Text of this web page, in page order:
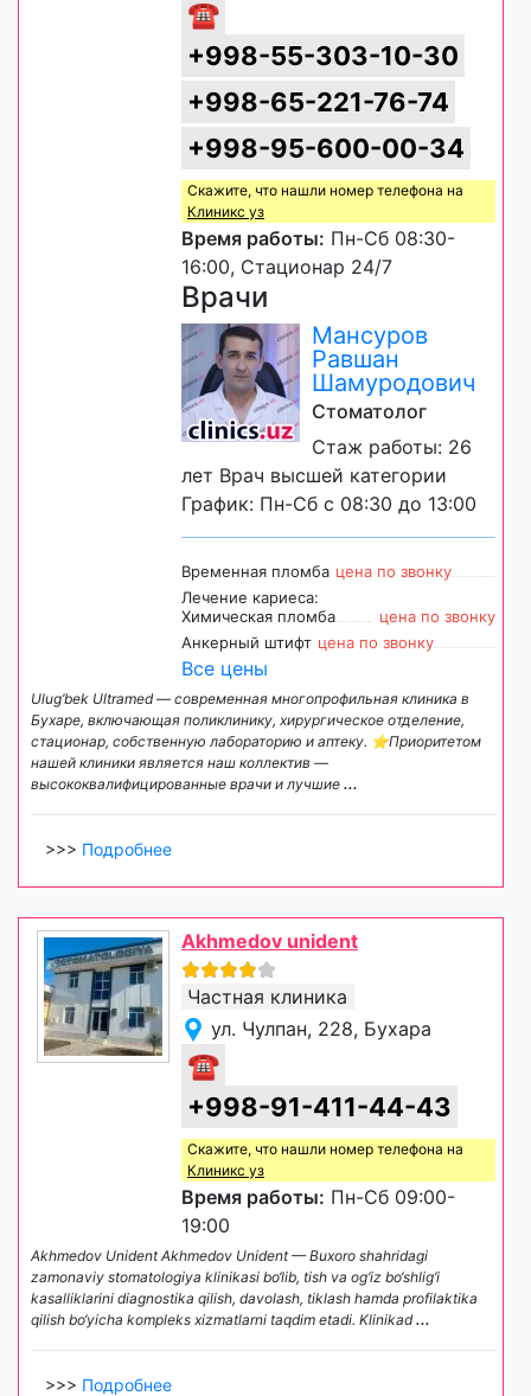
☎
+998-55-303-10-30
+998-65-221-76-74
+998-95-600-00-34
Скажите, что нашли номер телефона на
Клиникс уз
Время работы: Пн-Сб 08:30-
16:00, Стационар 24/7
Врачи
Мансуров
Равшан
Шамуродович
Стоматолог
Стаж работы: 26
лет Врач высшей категории
График: Пн-Сб с 08:30 до 13:00
Временная пломба цена по звонку
Лечение кариеса:
Химическая пломба
цена по звонку
Анкерный штифт цена по звонку
Все цены
Ulug’bek Ultramed — современная многопрофильная клиника в
Бухаре, включающая поликлинику, хирургическое отделение,
стационар, собственную лабораторию и аптеку. ⭐️Приоритетом
нашей клиники является наш коллектив —
высококвалифицированные врачи и лучшие ...
>>> Подробнее
Akhmedov unident
Частная клиника
ул. Чулпан, 228, Бухара
☎
+998-91-411-44-43
Скажите, что нашли номер телефона на
Клиникс уз
Время работы: Пн-Сб 09:00-
19:00
Akhmedov Unident Akhmedov Unident — Buxoro shahridagi
zamonaviy stomatologiya klinikasi bo‘lib, tish va og‘iz bo‘shlig‘i
kasalliklarini diagnostika qilish, davolash, tiklash hamda profilaktika
qilish bo‘yicha kompleks xizmatlarni taqdim etadi. Klinikad...
>>> Подробнее